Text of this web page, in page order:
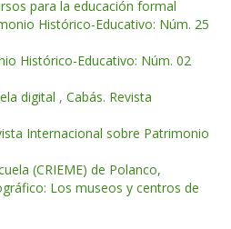
para la educación formal
Histórico-Educativo: Núm. 25
Histórico-Educativo: Núm. 02
digital , Cabás. Revista
Internacional sobre Patrimonio
(CRIEME) de Polanco,
Los museos y centros de